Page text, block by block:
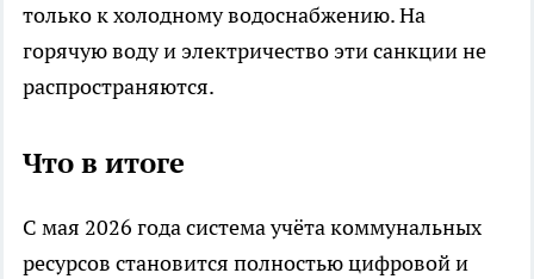
только к холодному водоснабжению. На
горячую воду и электричество эти санкции не
распространяются.
Что в итоге
С мая 2026 года система учёта коммунальных
ресурсов становится полностью цифровой и